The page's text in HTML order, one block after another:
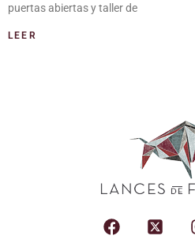
puertas abiertas y taller de
LEER